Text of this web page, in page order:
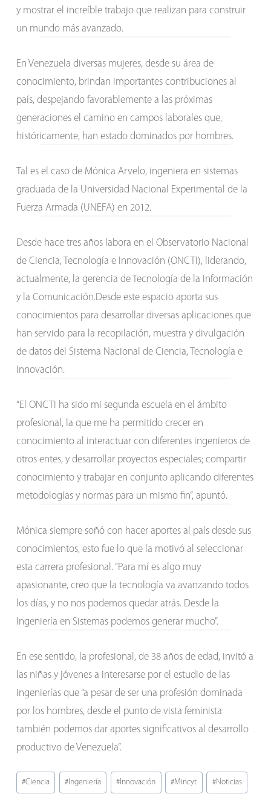
y mostrar el increíble trabajo que realizan para construir
un mundo más avanzado.
En Venezuela diversas mujeres, desde su área de
conocimiento, brindan importantes contribuciones al
país, despejando favorablemente a las próximas
generaciones el camino en campos laborales que,
históricamente, han estado dominados por hombres.
Tal es el caso de Mónica Arvelo, ingeniera en sistemas
graduada de la Universidad Nacional Experimental de la
Fuerza Armada (UNEFA) en 2012.
Desde hace tres años labora en el Observatorio Nacional
de Ciencia, Tecnología e Innovación (ONCTI), liderando,
actualmente, la gerencia de Tecnología de la Información
y la Comunicación.Desde este espacio aporta sus
conocimientos para desarrollar diversas aplicaciones que
han servido para la recopilación, muestra y divulgación
de datos del Sistema Nacional de Ciencia, Tecnología e
Innovación.
“El ONCTI ha sido mi segunda escuela en el ámbito
profesional, la que me ha permitido crecer en
conocimiento al interactuar con diferentes ingenieros de
otros entes, y desarrollar proyectos especiales; compartir
conocimiento y trabajar en conjunto aplicando diferentes
metodologías y normas para un mismo fin”, apuntó.
Mónica siempre soñó con hacer aportes al país desde sus
conocimientos, esto fue lo que la motivó al seleccionar
esta carrera profesional. “Para mí es algo muy
apasionante, creo que la tecnología va avanzando todos
los días, y no nos podemos quedar atrás. Desde la
Ingeniería en Sistemas podemos generar mucho”.
En ese sentido, la profesional, de 38 años de edad, invitó a
las niñas y jóvenes a interesarse por el estudio de las
ingenierías que “a pesar de ser una profesión dominada
por los hombres, desde el punto de vista feminista
también podemos dar aportes significativos al desarrollo
productivo de Venezuela”.
Etiquetas
#Ciencia # Ingeniería # Innovación #Mincyt #Noticias